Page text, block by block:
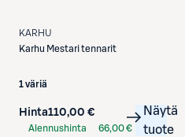
KARHU
Karhu Mestari tennarit
1 väriä
Hinta110,00 €
Alennushinta
66,00 €
Näytä
tuote